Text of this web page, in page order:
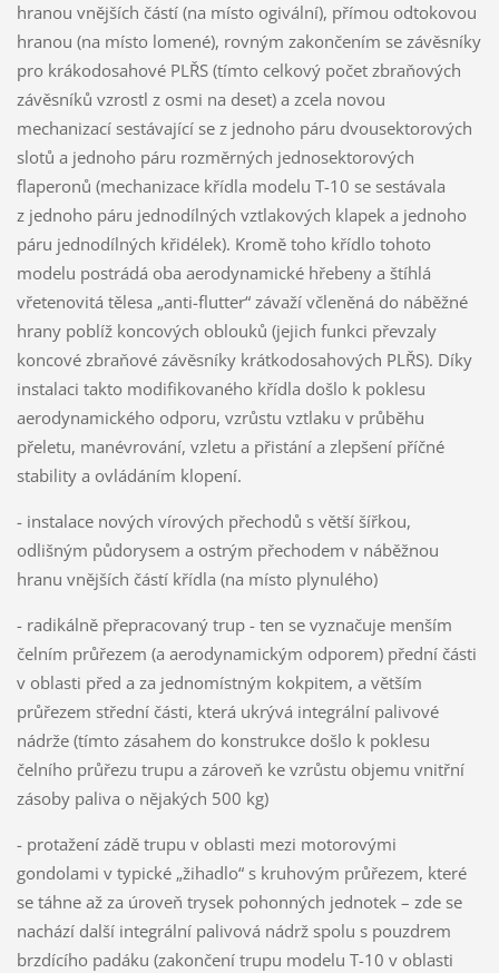
hranou vnějších částí (na místo ogivální), přímou odtokovou
hranou (na místo lomené), rovným zakončením se závěsníky
pro krákodosahové PLŘS (tímto celkový počet zbraňových
závěsníků vzrostl z osmi na deset) a zcela novou
mechanizací sestávající se z jednoho páru dvousektorových
slotů a jednoho páru rozměrných jednosektorových
flaperonů (mechanizace křídla modelu T-10 se sestávala
z jednoho páru jednodílných vztlakových klapek a jednoho
páru jednodílných křidélek). Kromě toho křídlo tohoto
modelu postrádá oba aerodynamické hřebeny a štíhlá
vřetenovitá tělesa „anti-flutter“ závaží včleněná do náběžné
hrany poblíž koncových oblouků (jejich funkci převzaly
koncové zbraňové závěsníky krátkodosahových PLŘS). Díky
instalaci takto modifikovaného křídla došlo k poklesu
aerodynamického odporu, vzrůstu vztlaku v průběhu
přeletu, manévrování, vzletu a přistání a zlepšení příčné
stability a ovládáním klopení.
- instalace nových vírových přechodů s větší šířkou,
odlišným půdorysem a ostrým přechodem v náběžnou
hranu vnějších částí křídla (na místo plynulého)
- radikálně přepracovaný trup - ten se vyznačuje menším
čelním průřezem (a aerodynamickým odporem) přední části
v oblasti před a za jednomístným kokpitem, a větším
průřezem střední části, která ukrývá integrální palivové
nádrže (tímto zásahem do konstrukce došlo k poklesu
čelního průřezu trupu a zároveň ke vzrůstu objemu vnitřní
zásoby paliva o nějakých 500 kg)
- protažení zádě trupu v oblasti mezi motorovými
gondolami v typické „žihadlo“ s kruhovým průřezem, které
se táhne až za úroveň trysek pohonných jednotek – zde se
nachází další integrální palivová nádrž spolu s pouzdrem
brzdícího padáku (zakončení trupu modelu T-10 v oblasti